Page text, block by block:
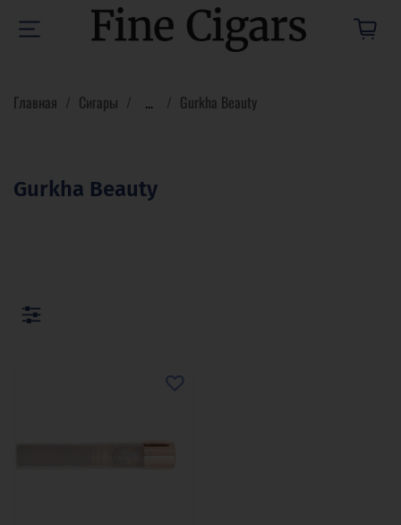
Главная Сигары ... Gurkha Beauty
Gurkha Beauty